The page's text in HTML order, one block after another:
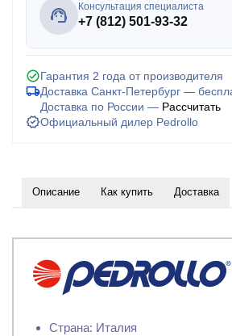
Консультация специалиста
+7 (812) 501-93-32
Гарантия 2 года от производителя
Доставка Санкт-Петербург —
Доставка по России — Рассчитать
Официальный дилер Pedrollo
Описание Как купить Доставка
Страна: Италия